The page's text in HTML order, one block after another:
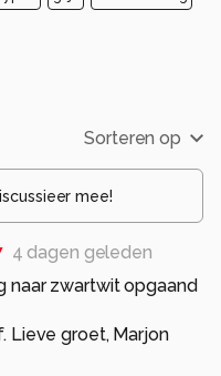
Sorteren op
mee!
4 dagen geleden
naar zwartwit opgaand
Lieve groet, Marjon